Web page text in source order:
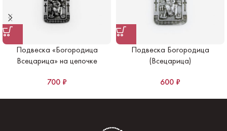
Подвеска «Богородица
Всецарица» на цепочке
700 ₽
Подвеска Богородица
(Всецарица)
600 ₽